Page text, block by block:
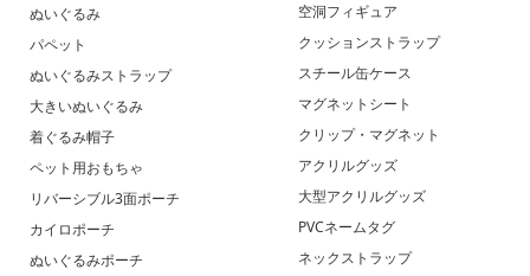
ぬいぐるみ
パペット
ぬいぐるみストラップ
大きいぬいぐるみ
着ぐるみ帽子
ペット用おもちゃ
リバーシブル3面ポーチ
カイロポーチ
ぬいぐるみポーチ
空洞フィギュア
クッションストラップ
スチール缶ケース
マグネットシート
クリップ・マグネット
アクリルグッズ
大型アクリルグッズ
PVCネームタグ
ネックストラップ